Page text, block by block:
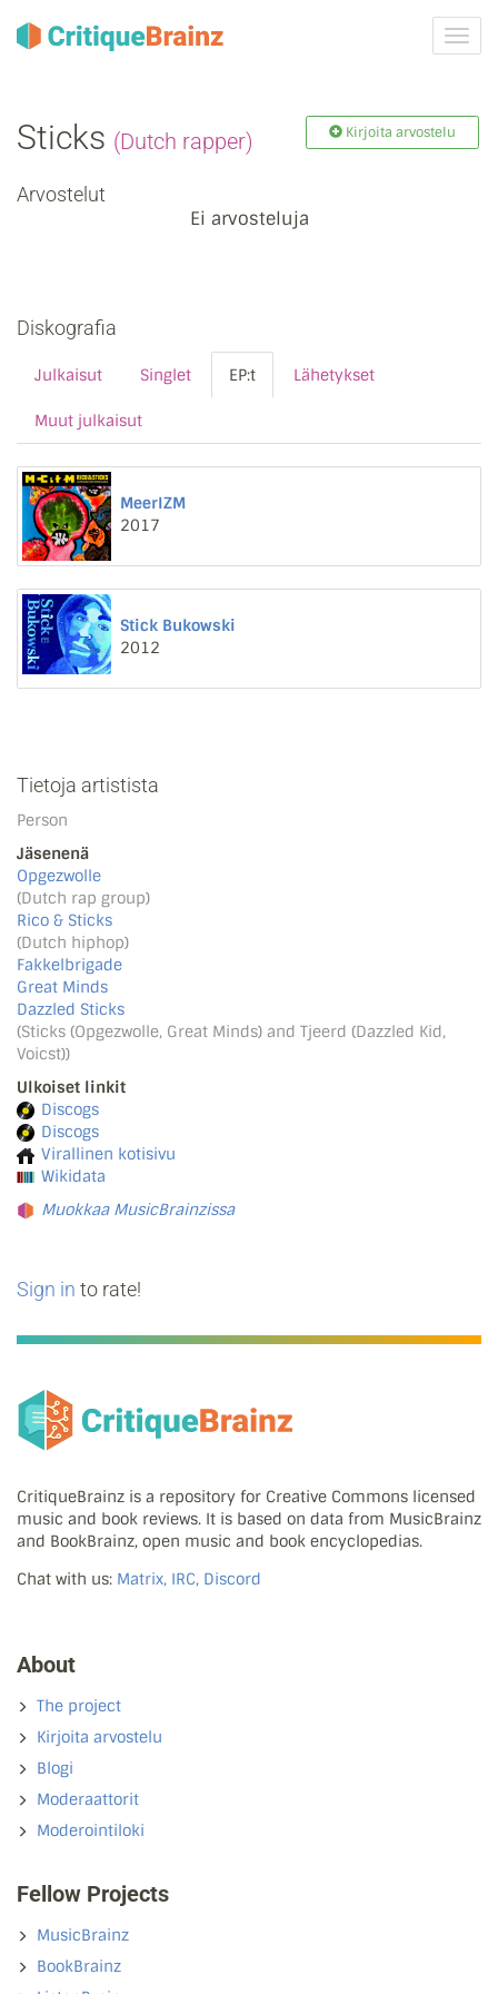
Sticks (Dutch rapper) Kirjoita arvostelu
Arvostelut
Ei arvosteluja
Diskografia
Julkaisut Singlet EP:t Lähetykset
Muut julkaisut
MeerIZM
2017
Stick Bukowski
2012
Tietoja artistista
Person
Jäsenenä
Opgezwolle
(Dutch rap group)
Rico & Sticks
(Dutch hiphop)
Fakkelbrigade
Great Minds
Dazzled Sticks
(Sticks (Opgezwolle, Great Minds) and Tjeerd (Dazzled Kid,
Voicst))
Ulkoiset linkit
Discogs
Discogs
Virallinen kotisivu
Wikidata
Muokkaa MusicBrainzissa
Sign in to rate!
CritiqueBrainz is a repository for Creative Commons licensed
music and book reviews. It is based on data from MusicBrainz
and BookBrainz, open music and book encyclopedias.
Chat with us: Matrix, IRC, Discord
About
The project
Kirjoita arvostelu
Blogi
Moderaattorit
Moderointiloki
Fellow Projects
MusicBrainz
BookBrainz